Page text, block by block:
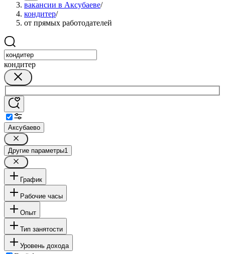
вакансии в Аксубаеве/
кондитер/
от прямых работодателей
кондитер
Аксубаево
Другие параметры1
График
Рабочие часы
Опыт
Тип занятости
Уровень дохода